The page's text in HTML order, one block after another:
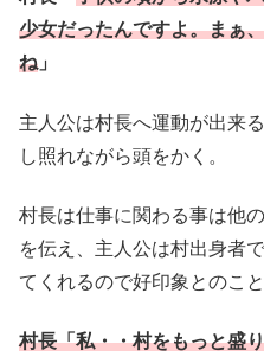
少女だったんですよ。まぁ
ね 」
主人公は村長へ運動が出来
し照れながら頭をかく。
村長は仕事に関わる事は他
を伝え、主人公は村出身者
てくれるので好印象とのこと
村長「私・・村をもっと盛